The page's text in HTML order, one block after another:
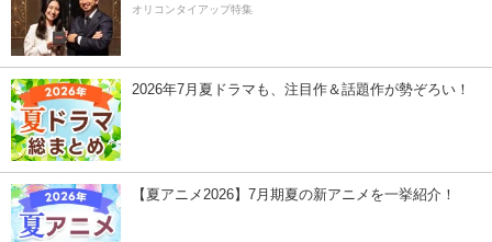
オリコンタイアップ特集
2026年7月夏ドラマも、注目作＆話題作が勢ぞろい！
【夏アニメ2026】7月期夏の新アニメを一挙紹介！